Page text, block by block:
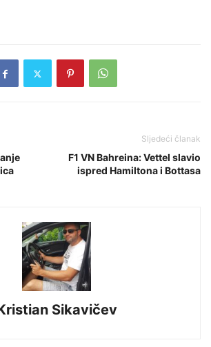
Sljedeći članak
F1 VN Bahreina: Vettel slavio
ispred Hamiltona i Bottasa
Sikavičev